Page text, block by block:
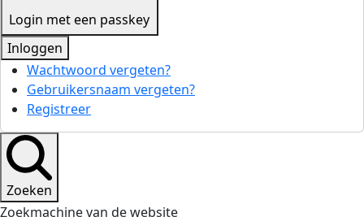
Login met een passkey
Inloggen
Wachtwoord vergeten?
Gebruikersnaam vergeten?
Registreer
Zoeken
Zoekmachine van de website